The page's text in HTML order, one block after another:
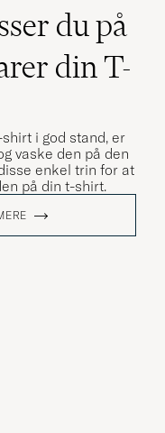
du på
din T-
i god stand, er
vaske den på den
enkel trin for at
på din t-shirt.